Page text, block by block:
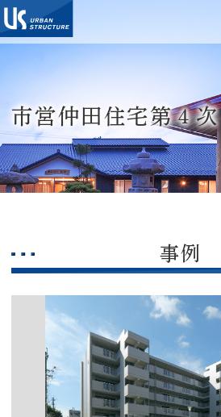
市営仲田住宅第４次
事例